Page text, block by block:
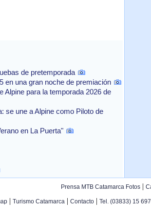
de pretemporada
en una gran noche de premiación
Alpine para la temporada 2026 de
se une a Alpine como Piloto de
en La Puerta"
Prensa MTB Catamarca Fotos|
| Turismo Catamarca | Contacto | Tel. (03833) 15